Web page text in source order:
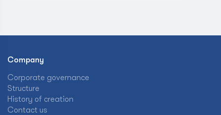
Company
Corporate governance
Structure
History of creation
Contact us